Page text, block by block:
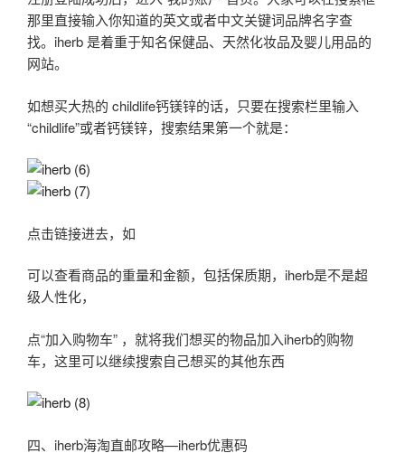
那里直接输入你知道的英文或者中文关键词品牌名字查
找。iherb 是着重于知名保健品、天然化妆品及婴儿用品的
网站。
如想买大热的 childlife钙镁锌的话，只要在搜索栏里输入
“childlife”或者钙镁锌，搜索结果第一个就是：
点击链接进去，如
可以查看商品的重量和金额，包括保质期，iherb是不是超
级人性化，
点“加入购物车” ，就将我们想买的物品加入iherb的购物
车，这里可以继续搜索自己想买的其他东西
四、iherb海淘直邮攻略—iherb优惠码